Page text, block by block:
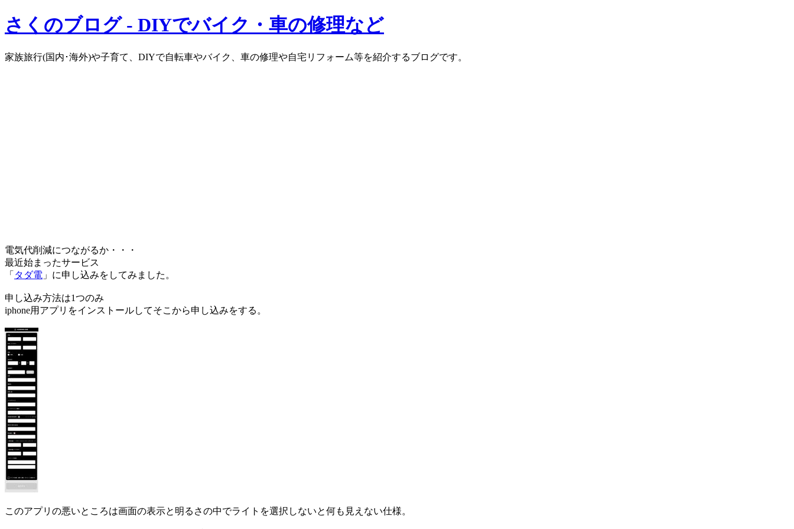
さくのブログ - DIYでバイク・車の修理など
家族旅行(国内･海外)や子育て、DIYで自転車やバイク、車の修理や自宅リフォーム等を紹介するブログです。
電気代削減につながるか・・・
最近始まったサービス
「 タダ電 」に申し込みをしてみました。
申し込み方法は1つのみ
iphone用アプリをインストールしてそこから申し込みをする。
このアプリの悪いところは画面の表示と明るさの中でライトを選択しないと何も見えない仕様。